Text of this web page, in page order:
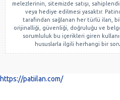
melezlerinin, sitemizde satışı,
veya hediye edilmesi yasaktır.
tarafından sağlanan her türlü ilan,
orijinalliği, güvenliği, doğruluğu ve
sorumluluk bu içerikleri giren
hususlarla ilgili herhangi bir
https://patiilan.com/